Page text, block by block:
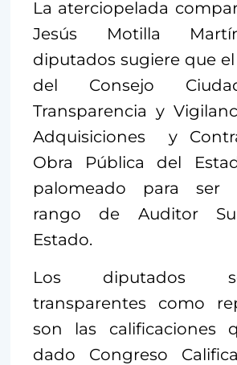
La aterciopelada
Jesús Motilla
diputados sugiere que
del Consejo
Transparencia y
Adquisiciones y
Obra Pública del
palomeado para ser
rango de Auditor
Estado.
Los diputados
transparentes como
son las calificaciones
dado Congreso